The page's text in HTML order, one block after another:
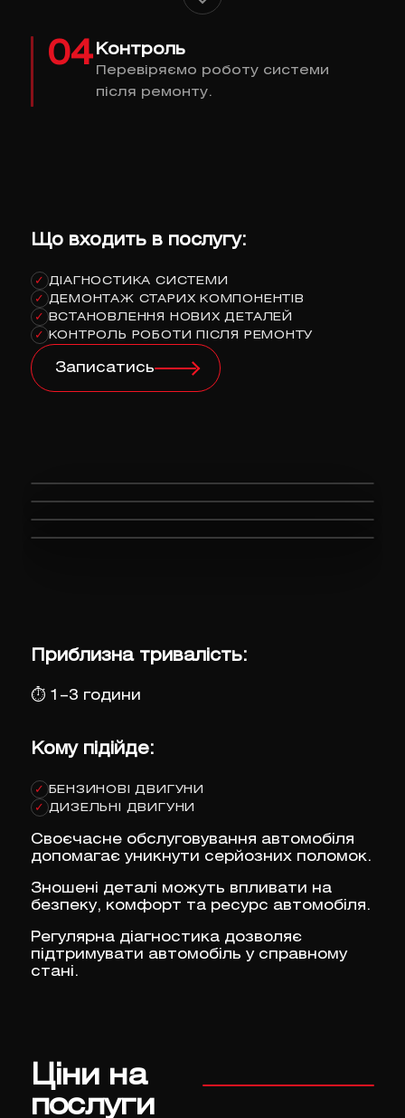
04 Контроль
Перевіряємо роботу системи
після ремонту.
Що входить в послугу:
✓ ДІАГНОСТИКА СИСТЕМИ
✓ ДЕМОНТАЖ СТАРИХ КОМПОНЕНТІВ
✓ ВСТАНОВЛЕННЯ НОВИХ ДЕТАЛЕЙ
✓ КОНТРОЛЬ РОБОТИ ПІСЛЯ РЕМОНТУ
Записатись
Приблизна тривалість:
⏱ 1–3 години
Кому підійде:
✓ БЕНЗИНОВІ ДВИГУНИ
✓ ДИЗЕЛЬНІ ДВИГУНИ
Своєчасне обслуговування автомобіля
допомагає уникнути серйозних поломок.
Зношені деталі можуть впливати на
безпеку, комфорт та ресурс автомобіля.
Регулярна діагностика дозволяє
підтримувати автомобіль у справному
стані.
Ціни на
послуги